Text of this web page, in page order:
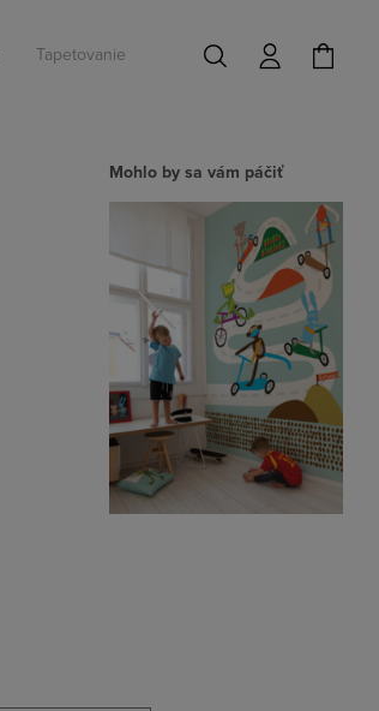
Tapetovanie
Mohlo by sa vám páčiť